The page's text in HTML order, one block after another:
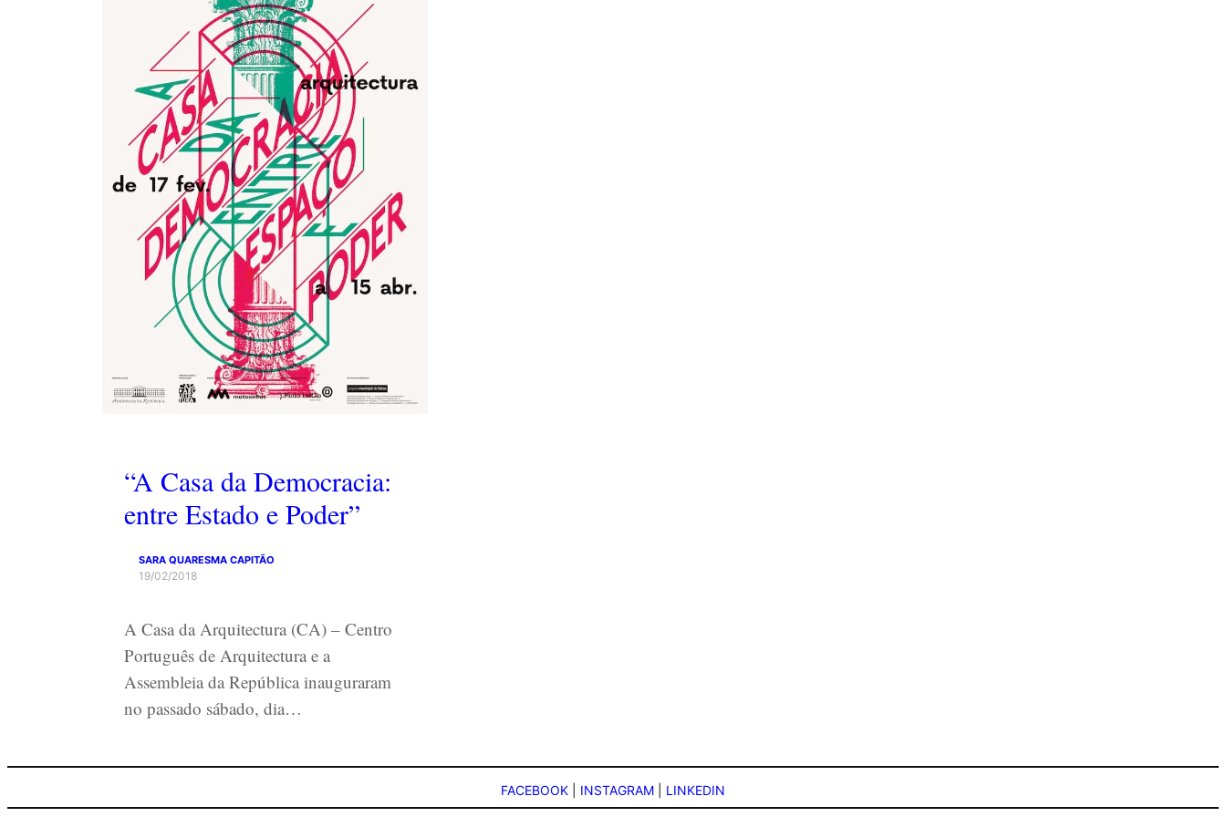
“A Casa da Democracia:
entre Estado e Poder”
SARA QUARESMA CAPITÃO
19/02/2018
A Casa da Arquitectura (CA) – Centro
Português de Arquitectura e a
Assembleia da República inauguraram
no passado sábado, dia…
FACEBOOK INSTAGRAM LINKEDIN